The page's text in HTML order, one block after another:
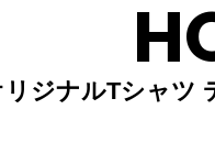
リジナルTシャツ